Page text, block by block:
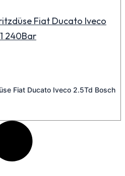
Fiat Ducato Iveco
240Bar
Fiat Ducato Iveco 2.5Td Bosch